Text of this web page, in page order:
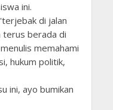
ini.
di jalan
terus berada di
memahami
hukum politik,
ini, ayo bumikan